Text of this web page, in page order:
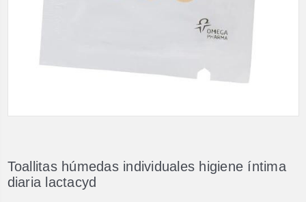
Toallitas húmedas individuales higiene íntima
diaria lactacyd